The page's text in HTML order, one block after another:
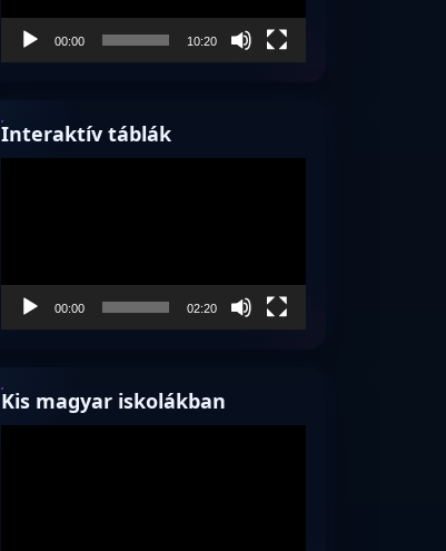
00:00 10:20
Interaktív táblák
00:00 02:20
Kis magyar iskolákban